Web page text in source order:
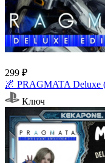
299 ₽
🌌 PRAGMATA Deluxe
Ключ